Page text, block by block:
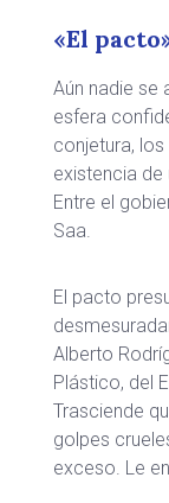
«El
Aún nadie se
esfera
conjetura,
existencia de
Entre el
Saa.
El pacto
Alberto
Plástico, del
Trasciende
golpes
exceso. Le